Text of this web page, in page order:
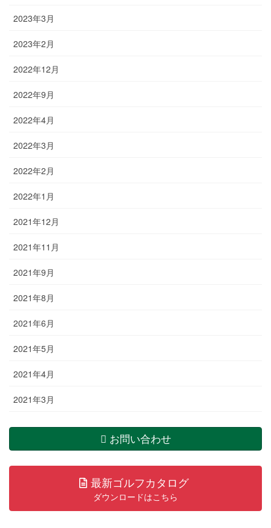
2023年3月
2023年2月
2022年12月
2022年9月
2022年4月
2022年3月
2022年2月
2022年1月
2021年12月
2021年11月
2021年9月
2021年8月
2021年6月
2021年5月
2021年4月
2021年3月
お問い合わせ
最新ゴルフカタログ
ダウンロードはこちら